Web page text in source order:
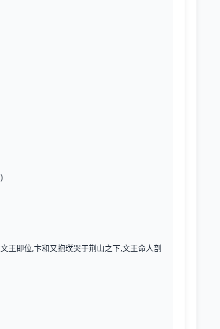
王即位,卞和又抱璞哭于荆山之下,文王命人剖